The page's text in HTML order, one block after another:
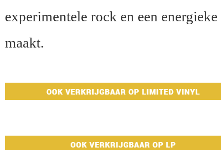
experimentele rock en een
maakt.